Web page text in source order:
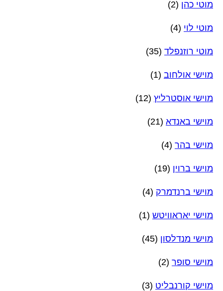
מוטי כהן (2)
מוטי לוי (4)
מוטי רוזנפלד (35)
מוישי אולחוב (1)
מוישי אוסטרליץ (12)
מוישי באנדא (21)
מוישי בהר (4)
מוישי ברוין (19)
מוישי ברנדמרק (4)
מוישי יאראוויטש (1)
מוישי מנדלסון (45)
מוישי סופר (2)
מוישי קורנבליט (3)